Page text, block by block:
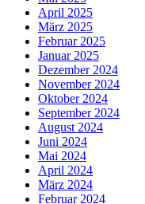
April 2025
März 2025
Februar 2025
Januar 2025
Dezember 2024
November 2024
Oktober 2024
September 2024
August 2024
Juni 2024
Mai 2024
April 2024
März 2024
Februar 2024